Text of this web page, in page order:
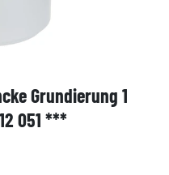
Grundierung 1
051 ***